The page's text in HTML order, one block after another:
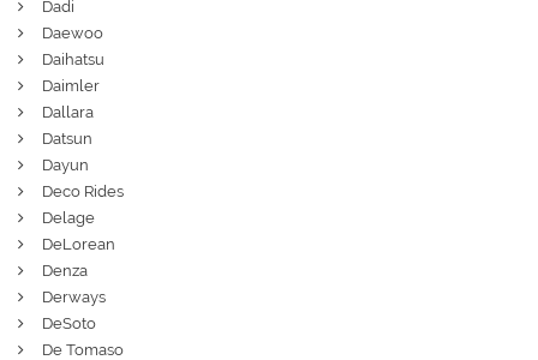
Dadi
Daewoo
Daihatsu
Daimler
Dallara
Datsun
Dayun
Deco Rides
Delage
DeLorean
Denza
Derways
DeSoto
De Tomaso